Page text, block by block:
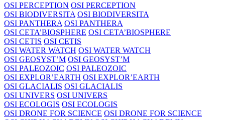
OSI PERCEPTION OSI PERCEPTION
OSI BIODIVERSITA OSI BIODIVERSITA
OSI PANTHERA OSI PANTHERA
OSI CETA’BIOSPHERE OSI CETA’BIOSPHERE
OSI CETIS OSI CETIS
OSI WATER WATCH OSI WATER WATCH
OSI GEOSYST’M OSI GEOSYST’M
OSI PALEOZOIC OSI PALEOZOIC
OSI EXPLOR’EARTH OSI EXPLOR’EARTH
OSI GLACIALIS OSI GLACIALIS
OSI UNIVERS OSI UNIVERS
OSI ECOLOGIS OSI ECOLOGIS
OSI DRONE FOR SCIENCE OSI DRONE FOR SCIENCE